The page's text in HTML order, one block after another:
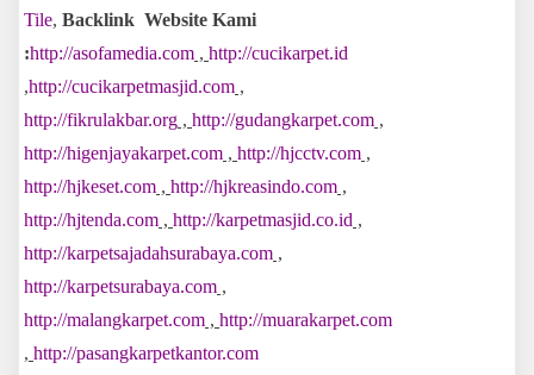
Tile, Backlink Website Kami
:http://asofamedia.com , http://cucikarpet.id
,http://cucikarpetmasjid.com ,
http://fikrulakbar.org , http://gudangkarpet.com ,
http://higenjayakarpet.com , http://hjcctv.com ,
http://hjkeset.com , http://hjkreasindo.com ,
http://hjtenda.com , http://karpetmasjid.co.id ,
http://karpetsajadahsurabaya.com ,
http://karpetsurabaya.com ,
http://malangkarpet.com , http://muarakarpet.com
, http://pasangkarpetkantor.com